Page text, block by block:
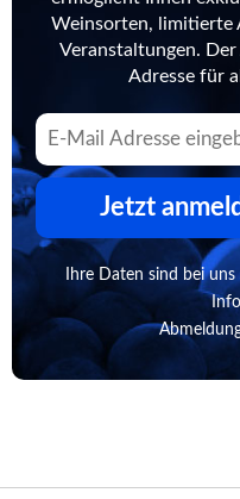
Weinsorten, limitierte
Veranstaltungen.
Adresse für
Jetzt
Ihre Daten sind bei